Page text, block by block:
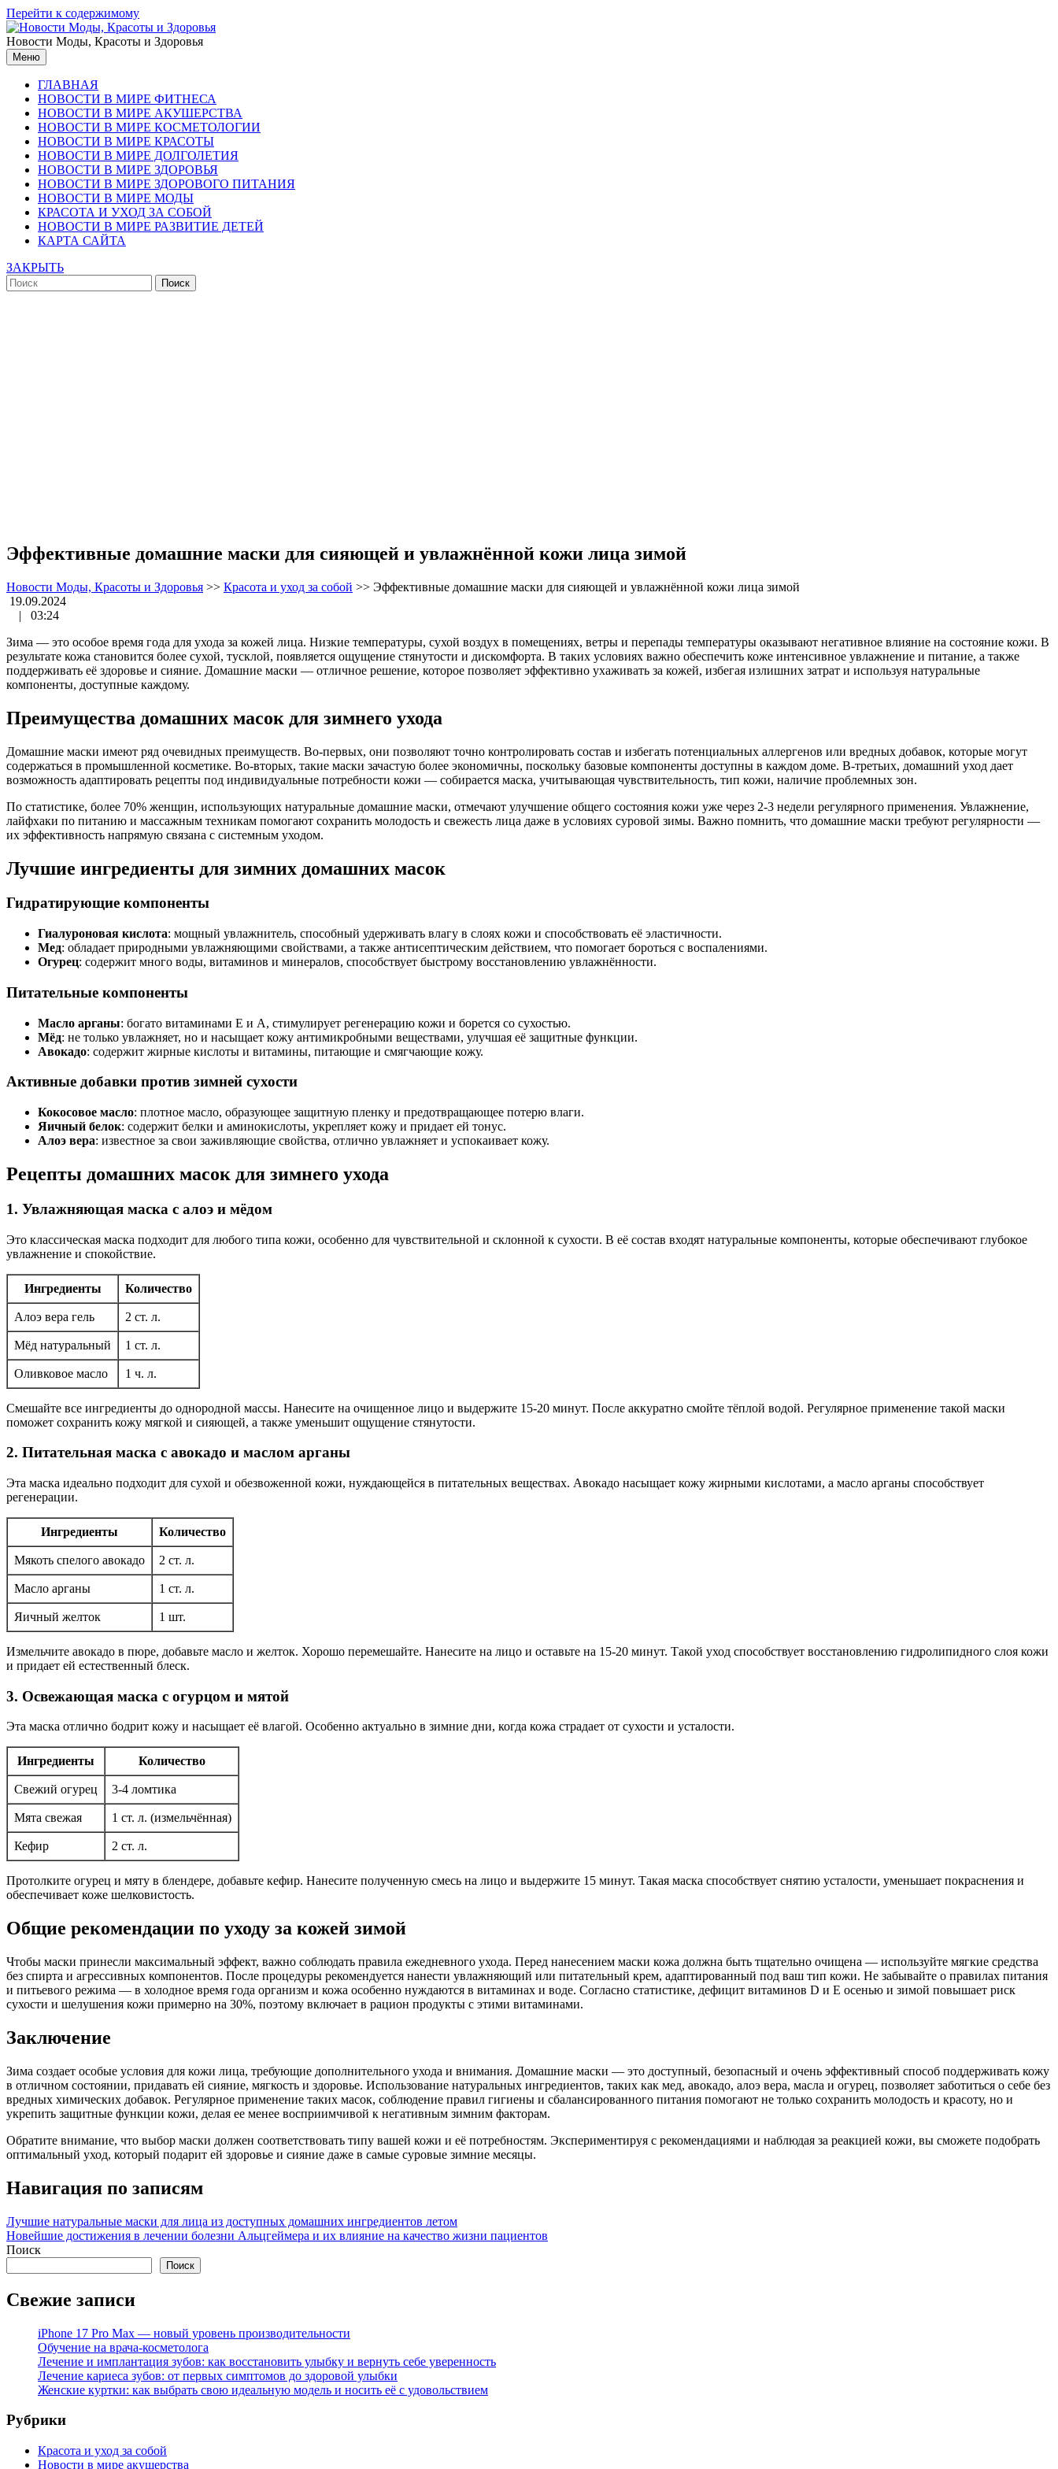
Перейти к содержимому
Новости Моды, Красоты и Здоровья
Меню
ГЛАВНАЯ
НОВОСТИ В МИРЕ ФИТНЕСА
НОВОСТИ В МИРЕ АКУШЕРСТВА
НОВОСТИ В МИРЕ КОСМЕТОЛОГИИ
НОВОСТИ В МИРЕ КРАСОТЫ
НОВОСТИ В МИРЕ ДОЛГОЛЕТИЯ
НОВОСТИ В МИРЕ ЗДОРОВЬЯ
НОВОСТИ В МИРЕ ЗДОРОВОГО ПИТАНИЯ
НОВОСТИ В МИРЕ МОДЫ
КРАСОТА И УХОД ЗА СОБОЙ
НОВОСТИ В МИРЕ РАЗВИТИЕ ДЕТЕЙ
КАРТА САЙТА
ЗАКРЫТЬ
Эффективные домашние маски для сияющей и увлажнённой кожи лица зимой
Новости Моды, Красоты и Здоровья >> Красота и уход за собой >> Эффективные домашние маски для сияющей и увлажнённой кожи лица зимой
19.09.2024
|
03:24
Зима — это особое время года для ухода за кожей лица. Низкие температуры, сухой воздух в помещениях, ветры и перепады температуры оказывают негативное влияние на состояние кожи. В
результате кожа становится более сухой, тусклой, появляется ощущение стянутости и дискомфорта. В таких условиях важно обеспечить коже интенсивное увлажнение и питание, а также
поддерживать её здоровье и сияние. Домашние маски — отличное решение, которое позволяет эффективно ухаживать за кожей, избегая излишних затрат и используя натуральные
компоненты, доступные каждому.
Преимущества домашних масок для зимнего ухода
Домашние маски имеют ряд очевидных преимуществ. Во-первых, они позволяют точно контролировать состав и избегать потенциальных аллергенов или вредных добавок, которые могут
содержаться в промышленной косметике. Во-вторых, такие маски зачастую более экономичны, поскольку базовые компоненты доступны в каждом доме. В-третьих, домашний уход дает
возможность адаптировать рецепты под индивидуальные потребности кожи — собирается маска, учитывающая чувствительность, тип кожи, наличие проблемных зон.
По статистике, более 70% женщин, использующих натуральные домашние маски, отмечают улучшение общего состояния кожи уже через 2-3 недели регулярного применения. Увлажнение,
лайфхаки по питанию и массажным техникам помогают сохранить молодость и свежесть лица даже в условиях суровой зимы. Важно помнить, что домашние маски требуют регулярности —
их эффективность напрямую связана с системным уходом.
Лучшие ингредиенты для зимних домашних масок
Гидратирующие компоненты
Гиалуроновая кислота: мощный увлажнитель, способный удерживать влагу в слоях кожи и способствовать её эластичности.
Мед: обладает природными увлажняющими свойствами, а также антисептическим действием, что помогает бороться с воспалениями.
Огурец: содержит много воды, витаминов и минералов, способствует быстрому восстановлению увлажнённости.
Питательные компоненты
Масло арганы: богато витаминами Е и А, стимулирует регенерацию кожи и борется со сухостью.
Мёд: не только увлажняет, но и насыщает кожу антимикробными веществами, улучшая её защитные функции.
Авокадо: содержит жирные кислоты и витамины, питающие и смягчающие кожу.
Активные добавки против зимней сухости
Кокосовое масло: плотное масло, образующее защитную пленку и предотвращающее потерю влаги.
Яичный белок: содержит белки и аминокислоты, укрепляет кожу и придает ей тонус.
Алоэ вера: известное за свои заживляющие свойства, отлично увлажняет и успокаивает кожу.
Рецепты домашних масок для зимнего ухода
1. Увлажняющая маска с алоэ и мёдом
Это классическая маска подходит для любого типа кожи, особенно для чувствительной и склонной к сухости. В её состав входят натуральные компоненты, которые обеспечивают глубокое
увлажнение и спокойствие.
Ингредиенты Количество
Алоэ вера гель 2 ст. л.
Мёд натуральный 1 ст. л.
Оливковое масло 1 ч. л.
Смешайте все ингредиенты до однородной массы. Нанесите на очищенное лицо и выдержите 15-20 минут. После аккуратно смойте тёплой водой. Регулярное применение такой маски
поможет сохранить кожу мягкой и сияющей, а также уменьшит ощущение стянутости.
2. Питательная маска с авокадо и маслом арганы
Эта маска идеально подходит для сухой и обезвоженной кожи, нуждающейся в питательных веществах. Авокадо насыщает кожу жирными кислотами, а масло арганы способствует
регенерации.
Ингредиенты Количество
Мякоть спелого авокадо 2 ст. л.
Масло арганы 1 ст. л.
Яичный желток 1 шт.
Измельчите авокадо в пюре, добавьте масло и желток. Хорошо перемешайте. Нанесите на лицо и оставьте на 15-20 минут. Такой уход способствует восстановлению гидролипидного слоя кожи
и придает ей естественный блеск.
3. Освежающая маска с огурцом и мятой
Эта маска отлично бодрит кожу и насыщает её влагой. Особенно актуально в зимние дни, когда кожа страдает от сухости и усталости.
Ингредиенты Количество
Свежий огурец 3-4 ломтика
Мята свежая 1 ст. л. (измельчённая)
Кефир 2 ст. л.
Протолките огурец и мяту в блендере, добавьте кефир. Нанесите полученную смесь на лицо и выдержите 15 минут. Такая маска способствует снятию усталости, уменьшает покраснения и
обеспечивает коже шелковистость.
Общие рекомендации по уходу за кожей зимой
Чтобы маски принесли максимальный эффект, важно соблюдать правила ежедневного ухода. Перед нанесением маски кожа должна быть тщательно очищена — используйте мягкие средства
без спирта и агрессивных компонентов. После процедуры рекомендуется нанести увлажняющий или питательный крем, адаптированный под ваш тип кожи. Не забывайте о правилах питания
и питьевого режима — в холодное время года организм и кожа особенно нуждаются в витаминах и воде. Согласно статистике, дефицит витаминов D и Е осенью и зимой повышает риск
сухости и шелушения кожи примерно на 30%, поэтому включает в рацион продукты с этими витаминами.
Заключение
Зима создает особые условия для кожи лица, требующие дополнительного ухода и внимания. Домашние маски — это доступный, безопасный и очень эффективный способ поддерживать кожу
в отличном состоянии, придавать ей сияние, мягкость и здоровье. Использование натуральных ингредиентов, таких как мед, авокадо, алоэ вера, масла и огурец, позволяет заботиться о себе без
вредных химических добавок. Регулярное применение таких масок, соблюдение правил гигиены и сбалансированного питания помогают не только сохранить молодость и красоту, но и
укрепить защитные функции кожи, делая ее менее восприимчивой к негативным зимним факторам.
Обратите внимание, что выбор маски должен соответствовать типу вашей кожи и её потребностям. Экспериментируя с рекомендациями и наблюдая за реакцией кожи, вы сможете подобрать
оптимальный уход, который подарит ей здоровье и сияние даже в самые суровые зимние месяцы.
Навигация по записям
Лучшие натуральные маски для лица из доступных домашних ингредиентов летом
Новейшие достижения в лечении болезни Альцгеймера и их влияние на качество жизни пациентов
Поиск
Поиск
Свежие записи
iPhone 17 Pro Max — новый уровень производительности
Обучение на врача-косметолога
Лечение и имплантация зубов: как восстановить улыбку и вернуть себе уверенность
Лечение кариеса зубов: от первых симптомов до здоровой улыбки
Женские куртки: как выбрать свою идеальную модель и носить её с удовольствием
Рубрики
Красота и уход за собой
Новости в мире акушерства